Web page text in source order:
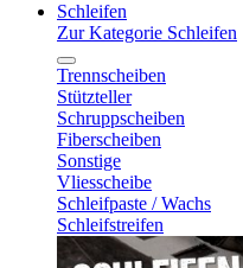
Schleifen
Zur Kategorie Schleifen
Trennscheiben
Stützteller
Schruppscheiben
Fiberscheiben
Sonstige
Vliesscheibe
Schleifpaste / Wachs
Schleifstreifen